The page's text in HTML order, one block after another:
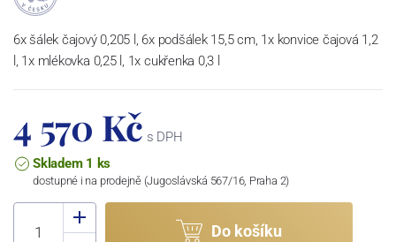
6x šálek čajový 0,205 l, 6x podšálek 15,5 cm, 1x konvice čajová 1,2
l, 1x mlékovka 0,25 l, 1x cukřenka 0,3 l
4 570 Kč s DPH
Skladem 1 ks
dostupné i na prodejně (Jugoslávská 567/16, Praha 2)
Do košíku